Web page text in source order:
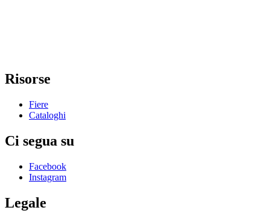
Risorse
Fiere
Cataloghi
Ci segua su
Facebook
Instagram
Legale